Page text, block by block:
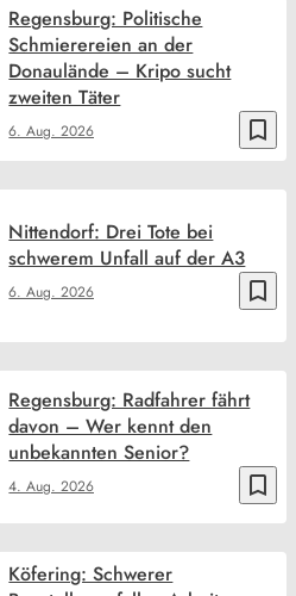
bookmark_border
6. Aug. 2026
Regensburg: Politische
Schmierereien an der
Donaulände – Kripo sucht
zweiten Täter
bookmark_border
6. Aug. 2026
Nittendorf: Drei Tote bei
schwerem Unfall auf der A3
bookmark_border
4. Aug. 2026
Regensburg: Radfahrer fährt
davon – Wer kennt den
unbekannten Senior?
Köfering: Schwerer